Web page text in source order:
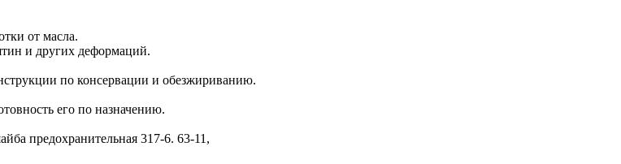
от масла.
и других деформаций.
по консервации и обезжириванию.
его по назначению.
предохранительная 317-6. 63-11,